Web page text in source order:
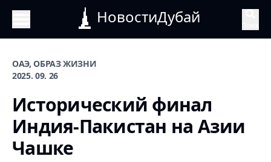
НовостиДубай
ОАЭ, ОБРАЗ ЖИЗНИ
2025. 09. 26
Исторический финал
Индия-Пакистан на Азии
Чашке